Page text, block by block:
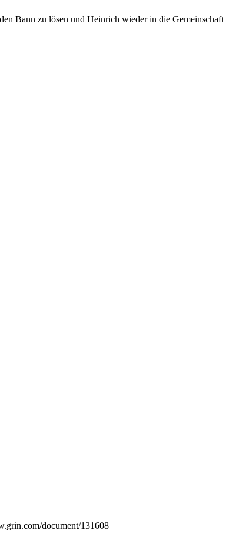
Bann zu lösen und Heinrich wieder in die Gemeinschaft
document/131608